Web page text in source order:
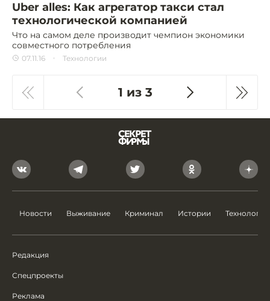
Uber alles: Как агрегатор такси стал
технологической компанией
Что на самом деле производит чемпион экономики
совместного потребления
07.11.16 Технологии
1 из 3
Новости Выживание Криминал Истории Технологии
Редакция
Спецпроекты
Реклама